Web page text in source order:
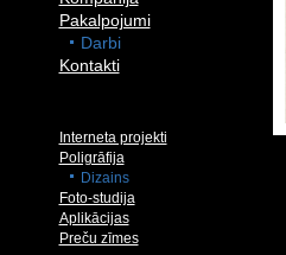
Pakalpojumi
Darbi
Kontakti
Interneta projekti
Poligrāfija
Dizains
Foto-studija
Aplikācijas
Preču zīmes